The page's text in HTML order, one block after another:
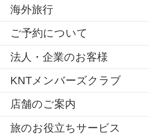
海外旅行
ご予約について
法人・企業のお客様
KNTメンバーズクラブ
店舗のご案内
旅のお役立ちサービス